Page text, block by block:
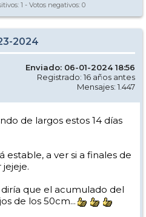
1 - Votos negativos: 0
2024
Enviado: 06-01-2024 18:56
Registrado: 16 años antes
Mensajes: 1.447
de largos estos 14 días
estable, a ver si a finales de
que el acumulado del
de los 50cm...